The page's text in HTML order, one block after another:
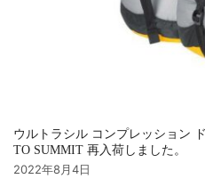
ウルトラシル コンプレッション
TO SUMMIT 再入荷しました。
2022年8月4日